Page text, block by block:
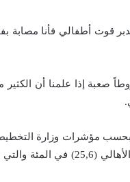
أطفالي فأنا مصابة
صعبة إذا علمنا أن
فيها (518942) من مجموع سكانها